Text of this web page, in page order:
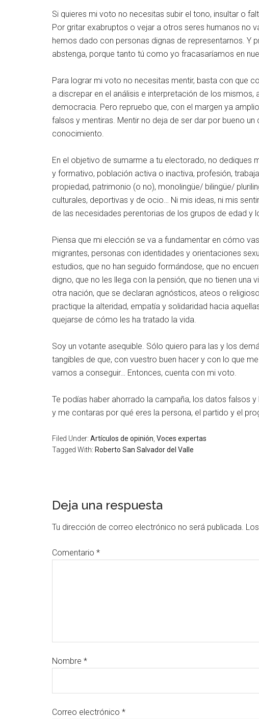
Si quieres mi voto no necesitas subir el tono, insultar o
Por gritar exabruptos o vejar a otros seres humanos no
hemos dado con personas dignas de representarnos. Y
abstenga, porque tanto tú como yo fracasaríamos en
Para lograr mi voto no necesitas mentir, basta con que
a discrepar en el análisis e interpretación de los
democracia. Pero repruebo que, con el margen ya
falsos y mentiras. Mentir no deja de ser dar por bueno
conocimiento.
En el objetivo de sumarme a tu electorado, no dediques
y formativo, población activa o inactiva, profesión,
propiedad, patrimonio (o no), monolingüe/ bilingüe/
culturales, deportivas y de ocio… Ni mis ideas, ni mis
de las necesidades perentorias de los grupos de edad
Piensa que mi elección se va a fundamentar en cómo
migrantes, personas con identidades y orientaciones
estudios, que no han seguido formándose, que no
digno, que no les llega con la pensión, que no tienen
otra nación, que se declaran agnósticos, ateos o
practique la alteridad, empatía y solidaridad hacia
quejarse de cómo les ha tratado la vida.
Soy un votante asequible. Sólo quiero para las y los
tangibles de que, con vuestro buen hacer y con lo que
vamos a conseguir… Entonces, cuenta con mi voto.
Te podías haber ahorrado la campaña, los datos falsos
y me contaras por qué eres la persona, el partido y el
Filed Under: Artículos de opinión Voces expertas
Tagged With: Roberto San Salvador del Valle
Deja una respuesta
Tu dirección de correo electrónico no será publicada.
Comentario *
Nombre *
Correo electrónico *